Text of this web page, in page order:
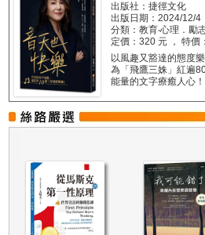
出版社：捷徑文化
出版日期：2024/12/4
分類：教育‧心理．勵
定價：320 元 ， 特價
以風趣又豁達的態度
為「飛鷹三姝」紅遍
能量的文字療癒人心